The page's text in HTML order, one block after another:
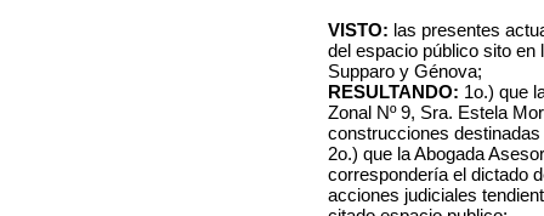
VISTO: las presentes
del espacio público sito en
Supparo y Génova;
RESULTANDO: 1o.) que
Zonal Nº 9, Sra. Estela
construcciones
2o.) que la Abogada
correspondería el dictado
acciones judiciales